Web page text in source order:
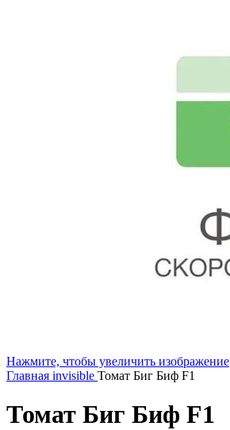
Нажмите, чтобы увеличить изображение
Главная invisible Томат Биг Биф F1
Томат Биг Биф F1